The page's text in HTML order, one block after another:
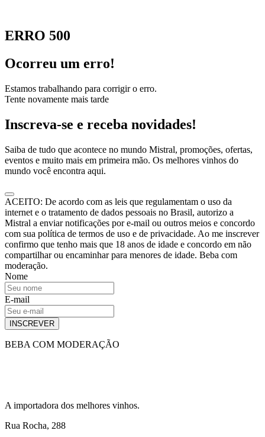
ERRO 500
Ocorreu um erro!
Estamos trabalhando para corrigir o erro.
Tente novamente mais tarde
Inscreva-se e receba novidades!
Saiba de tudo que acontece no mundo Mistral, promoções, ofertas,
eventos e muito mais em primeira mão. Os melhores vinhos do
mundo você encontra aqui.
ACEITO: De acordo com as leis que regulamentam o uso da
internet e o tratamento de dados pessoais no Brasil, autorizo a
Mistral a enviar notificações por e-mail ou outros meios e concordo
com sua política de termos de uso e de privacidade. Ao me inscrever
confirmo que tenho mais que 18 anos de idade e concordo em não
compartilhar ou encaminhar para menores de idade. Beba com
moderação.
Nome
E-mail
INSCREVER
BEBA COM MODERAÇÃO
A importadora dos melhores vinhos.
Rua Rocha, 288